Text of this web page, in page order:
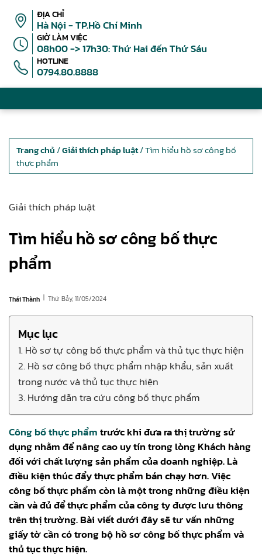
ĐỊA CHỈ
Hà Nội - TP.Hồ Chí Minh
GIỜ LÀM VIỆC
08h00 -> 17h30: Thứ Hai đến Thứ Sáu
HOTLINE
0794.80.8888
Trang chủ /Giải thích pháp luật/ Tìm hiểu hồ sơ công bố
thực phẩm
Giải thích pháp luật
Tìm hiểu hồ sơ công bố thực
phẩm
Thái Thành | Thứ Bảy, 11/05/2024
Mục lục
1. Hồ sơ tự công bố thực phẩm và thủ tục thực hiện
2. Hồ sơ công bố thực phẩm nhập khẩu, sản xuất
trong nước và thủ tục thực hiện
3. Hướng dẫn tra cứu công bố thực phẩm
Công bố thực phẩmtrước khi đưa ra thị trường sử
dụng nhằm để nâng cao uy tín trong lòng Khách hàng
đối với chất lượng sản phẩm của doanh nghiệp. Là
điều kiện thúc đẩy thực phẩm bán chạy hơn. Việc
công bố thực phẩm còn là một trong những điều kiện
cần và đủ để thực phẩm của công ty được lưu thông
trên thị trường. Bài viết dưới đây sẽ tư vấn những
giấy tờ cần có trong bộ hồ sơ công bố thực phẩm và
thủ tục thực hiện.